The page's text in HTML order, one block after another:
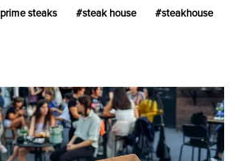
prime steaks steak house steakhouse